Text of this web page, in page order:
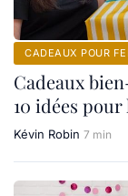
CADEAUX POUR
Cadeaux
10 idées
Kévin Robin 7 min